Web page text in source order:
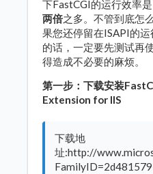
下FastCGI的运行效率
两倍之多。不管到底怎
果您还停留在ISAPI的
的话，一定要先测试再
得造成不必要的麻烦。
第一步：下载安装
Extension for IIS
下载地
址:http://